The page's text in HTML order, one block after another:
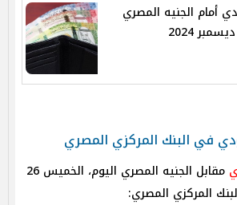
أمام الجنيه المصري
في البنك المركزي المصري
مقابل الجنيه المصري اليوم، الخميس 26